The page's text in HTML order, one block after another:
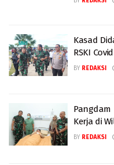
Kasad
RSKI
BY REDAKSI
Kerja di
BY REDAKSI